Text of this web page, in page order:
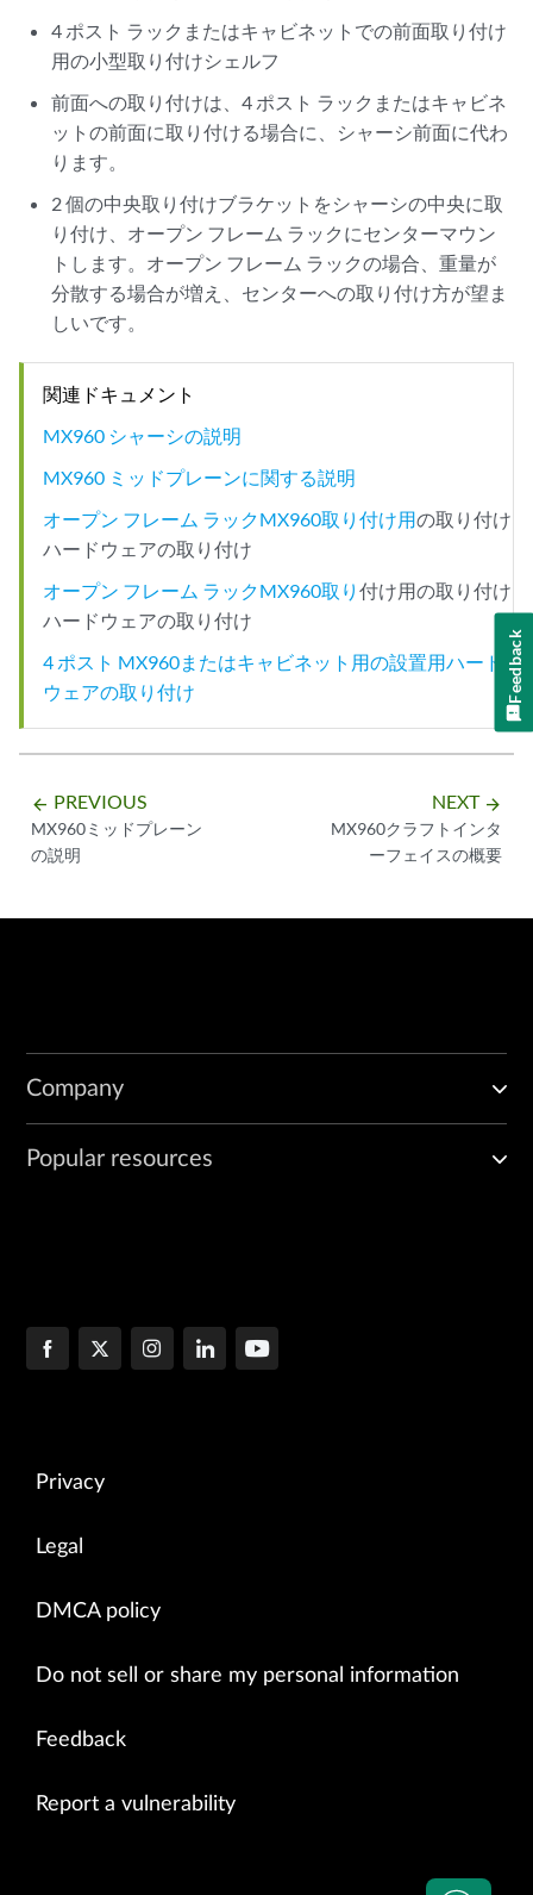
4 ポスト ラックまたはキャビネットでの前面取り付け
用の小型取り付けシェルフ
前面への取り付けは、4 ポスト ラックまたはキャビネ
ットの前面に取り付ける場合に、シャーシ前面に代わ
ります。
2 個の中央取り付けブラケットをシャーシの中央に取
り付け、オープン フレーム ラックにセンターマウン
トします。オープン フレーム ラックの場合、重量が
分散する場合が増え、センターへの取り付け方が望ま
しいです。
関連ドキュメント
MX960 シャーシの説明
MX960 ミッドプレーンに関する説明
オープン フレーム ラックMX960取り付け用の取り付け
ハードウェアの取り付け
オープン フレーム ラックMX960取り 付け用の取り付け
ハードウェアの取り付け
4 ポスト MX960またはキャビネット用の設置用ハード
ウェアの取り付け
arrow_backward PREVIOUS
MX960ミッドプレーン
の説明
NEXT arrow_forward
MX960クラフトインタ
ーフェイスの概要
Company
Popular resources
Privacy
Legal
DMCA policy
Do not sell or share my personal information
Feedback
Report a vulnerability
Feedback